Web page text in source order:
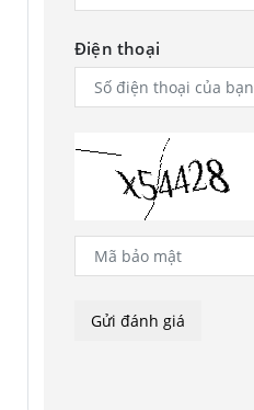
Điện thoại